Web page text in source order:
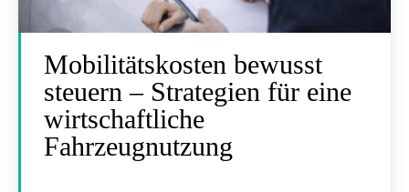
Mobilitätskosten bewusst
steuern – Strategien für eine
wirtschaftliche
Fahrzeugnutzung